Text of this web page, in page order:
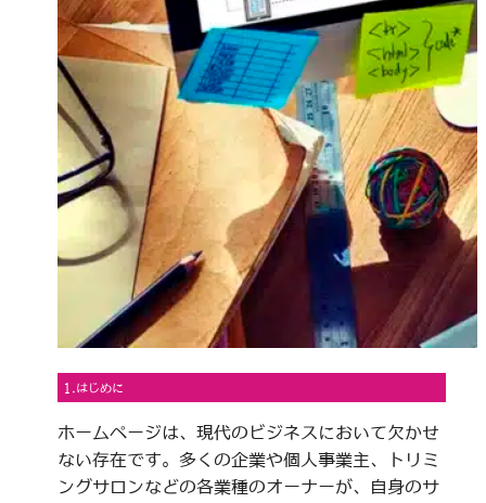
1.はじめに
ホームページは、現代のビジネスにおいて欠かせ
ない存在です。多くの企業や個人事業主、トリミ
ングサロンなどの各業種のオーナーが、自身のサ